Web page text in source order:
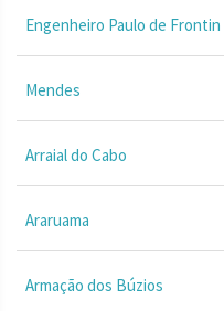
Engenheiro Paulo de Frontin
Mendes
Arraial do Cabo
Araruama
Armação dos Búzios